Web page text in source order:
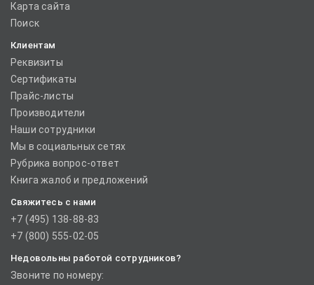
Карта сайта
Поиск
Клиентам
Реквизиты
Сертификаты
Прайс-листы
Производители
Наши сотрудники
Мы в социальных сетях
Рубрика вопрос-ответ
Книга жалоб и предложений
Свяжитесь с нами
+7 (495) 138-88-83
+7 (800) 555-02-05
Недовольны работой сотрудников?
Звоните по номеру: